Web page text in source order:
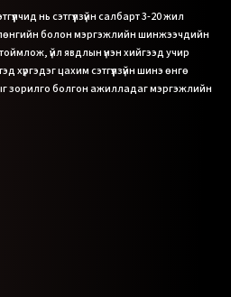
нь сэтгүүлзүйн салбарт 3-20 жил
болон мэргэжлийн шинжээчдийн
үйл явдлын үнэн хийгээд учир
хүргэдэг цахим сэтгүүлзүйн шинэ өнгө
зорилго болгон ажилладаг мэргэжлийн